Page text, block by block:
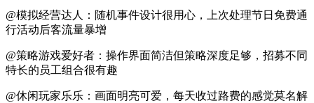
@模拟经营达人：随机事件设计很用心，上次处理节日免费通
行活动后客流量暴增
@策略游戏爱好者：操作界面简洁但策略深度足够，招募不同
特长的员工组合很有趣
@休闲玩家乐乐：画面明亮可爱，每天收过路费的感觉莫名解